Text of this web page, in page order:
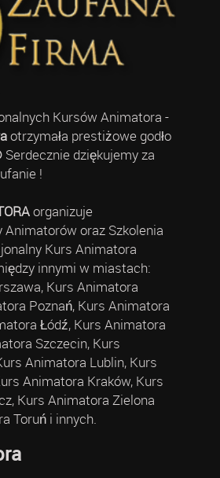
Kursów Animatora -
otrzymała prestiżowe godło
Serdecznie dziękujemy za
!
organizuje
oraz Szkolenia
Kurs Animatora
innymi w miastach:
Kurs Animatora
Poznań, Kurs Animatora
Łódź, Kurs Animatora
Szczecin, Kurs
Animatora Lublin, Kurs
Animatora Kraków, Kurs
Kurs Animatora Zielona
Toruń i innych.